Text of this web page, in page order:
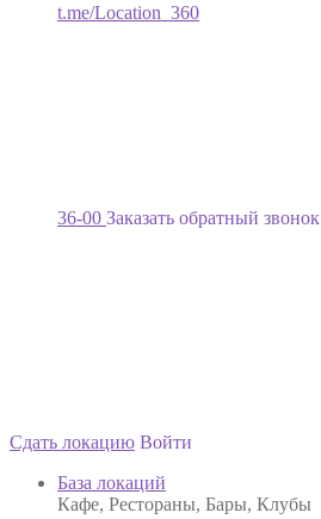
t.me/Location_360
36-00 Заказать обратный звонок
Сдать локацию Войти
База локаций
Кафе, Рестораны, Бары, Клубы